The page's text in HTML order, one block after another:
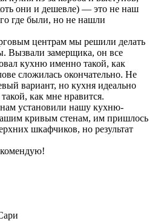
они и дешевле) — это не наш
где были, но не нашли
центрам мы решили делать
Вызвали замерщика, он все
кухню именно такой, как
сложилась окончательно. Не
вариант, но кухня идеально
как мне нравится.
установили нашу кухню-
кривым стенам, им пришлось
шкафчиков, но результат